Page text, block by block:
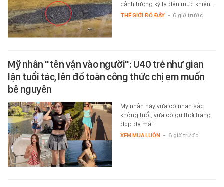
cảnh tượng kỳ lạ đến mức khiến…
THẾ GIỚI ĐÓ ĐÂY - 6 giờ trước
Mỹ nhân "tên vận vào người": U40 trẻ như gian
lận tuổi tác, lên đồ toàn công thức chị em muốn
bê nguyên
Mỹ nhân này vừa có nhan sắc
không tuổi, vừa có gu thời trang
đẹp đã mắt.
XEM MUA LUÔN - 6 giờ trước